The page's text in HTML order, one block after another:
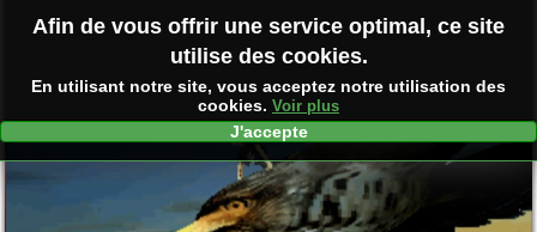
Afin de vous offrir une service optimal, ce site
utilise des cookies.
En utilisant notre site, vous acceptez notre utilisation des
cookies. Voir plus
J'accepte